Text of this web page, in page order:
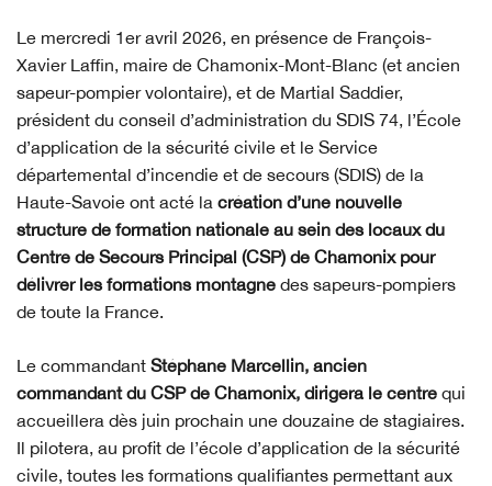
Le mercredi 1er avril 2026, en présence de François-
Xavier Laffin, maire de Chamonix-Mont-Blanc (et ancien
sapeur-pompier volontaire), et de Martial Saddier,
président du conseil d’administration du SDIS 74, l’École
d’application de la sécurité civile et le Service
départemental d’incendie et de secours (SDIS) de la
Haute-Savoie ont acté la création d’une nouvelle
structure de formation nationale au sein des locaux du
Centre de Secours Principal (CSP) de Chamonix pour
délivrer les formations montagne des sapeurs-pompiers
de toute la France.
Le commandant Stéphane Marcellin, ancien
commandant du CSP de Chamonix, dirigera le centre qui
accueillera dès juin prochain une douzaine de stagiaires.
Il pilotera, au profit de l’école d’application de la sécurité
civile, toutes les formations qualifiantes permettant aux